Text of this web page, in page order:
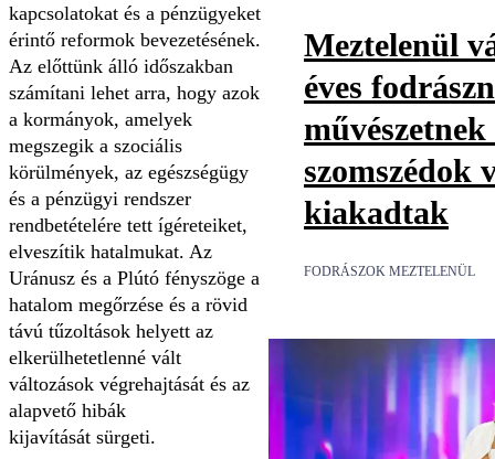
kapcsolatokat és a pénzügyeket
érintő reformok bevezetésének.
Az előttünk álló időszakban
számítani lehet arra, hogy azok
a kormányok, amelyek
megszegik a szociális
körülmények, az egészségügy
és a pénzügyi rendszer
rendbetételére tett ígéreteiket,
elveszítik hatalmukat. Az
Uránusz és a Plútó fényszöge a
hatalom megőrzése és a rövid
távú tűzoltások helyett az
elkerülhetetlenné vált
változások végrehajtását és az
alapvető hibák
kijavítását sürgeti.
Meztelenül
éves
szomszédok
kiakadtak
FODRÁSZOK MEZTELENÜL